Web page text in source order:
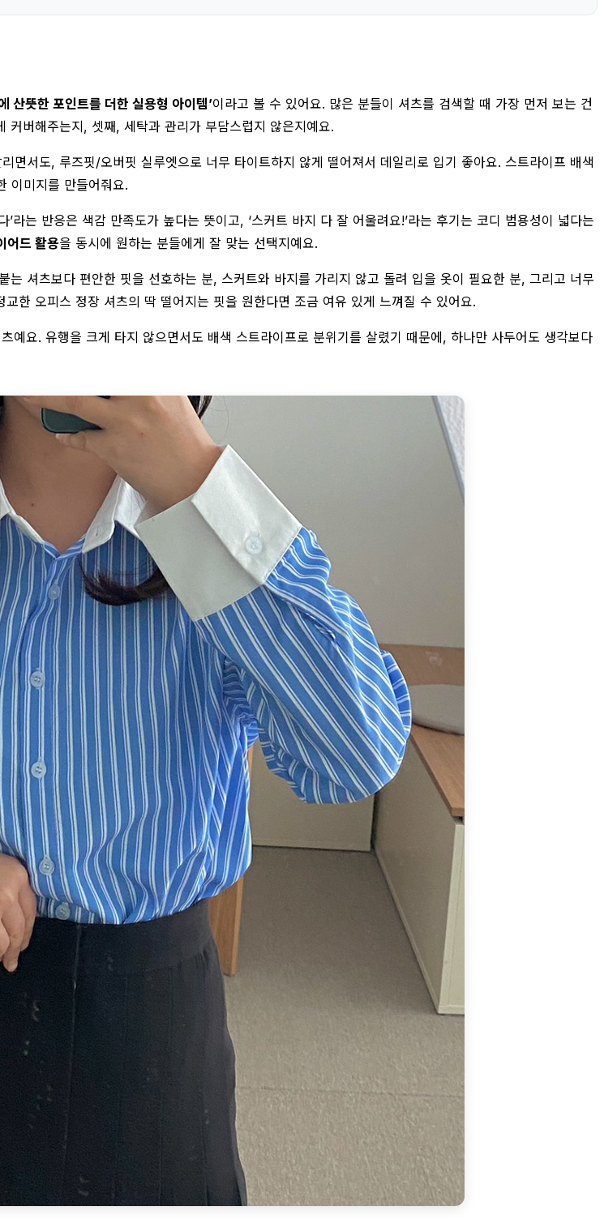
산뜻한 포인트를 더한 실용형 아이템’이라고 볼 수 있어요. 많은 분들이 셔츠를 검색할 때 가장 먼저 보는 건
버해주는지, 셋째, 세탁과 관리가 부담스럽지 않은지예요.
서도, 루즈핏/오버핏 실루엣으로 너무 타이트하지 않게 떨어져서 데일리로 입기 좋아요. 스트라이프 배색
이미지를 만들어줘요.
는 반응은 색감 만족도가 높다는 뜻이고, ‘스커트 바지 다 잘 어울려요!’라는 후기는 코디 범용성이 넓다는
어드 활용을 동시에 원하는 분들에게 잘 맞는 선택지예요.
셔츠보다 편안한 핏을 선호하는 분, 스커트와 바지를 가리지 않고 돌려 입을 옷이 필요한 분, 그리고 너무
한 오피스 정장 셔츠의 딱 떨어지는 핏을 원한다면 조금 여유 있게 느껴질 수 있어요.
예요. 유행을 크게 타지 않으면서도 배색 스트라이프로 분위기를 살렸기 때문에, 하나만 사두어도 생각보다